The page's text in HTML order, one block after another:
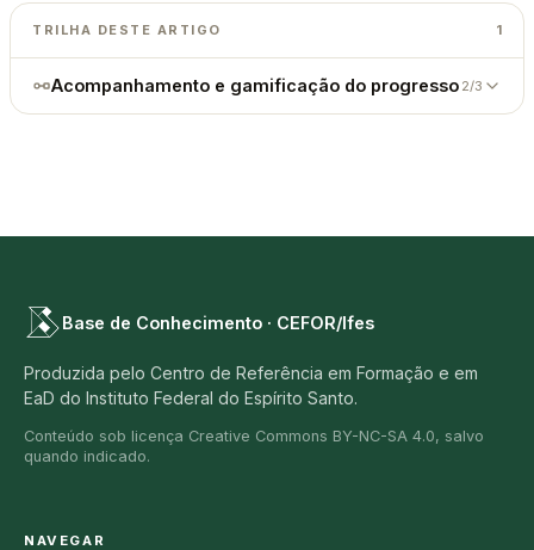
TRILHA DESTE ARTIGO 1
Acompanhamento e gamificação do progresso 2/3
Base de Conhecimento · CEFOR/Ifes
Produzida pelo Centro de Referência em Formação e em
EaD do Instituto Federal do Espírito Santo.
Conteúdo sob licença Creative Commons BY-NC-SA 4.0, salvo
quando indicado.
NAVEGAR